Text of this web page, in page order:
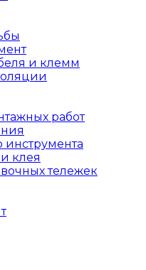
и клемм
работ
инструмента
клея
тележек